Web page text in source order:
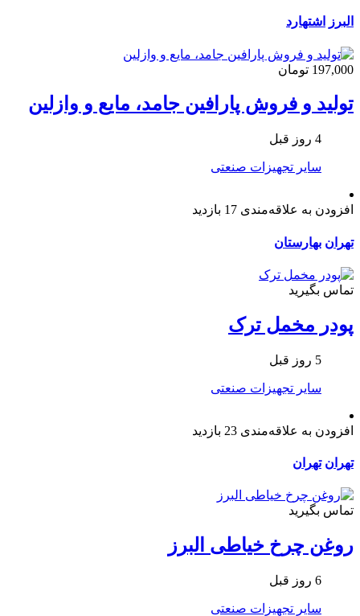
البرز اشتهارد
197,000 تومان
تولید و فروش پارافین جامد، مایع و وازلین
4 روز قبل
سایر تجهیزات صنعتی
افزودن به علاقه‌مندی 17 بازدید
تهران بهارستان
تماس بگیرید
پودر مخمل ترک
5 روز قبل
سایر تجهیزات صنعتی
افزودن به علاقه‌مندی 23 بازدید
تهران تهران
تماس بگیرید
روغن چرخ خیاطی البرز
6 روز قبل
سایر تجهیزات صنعتی